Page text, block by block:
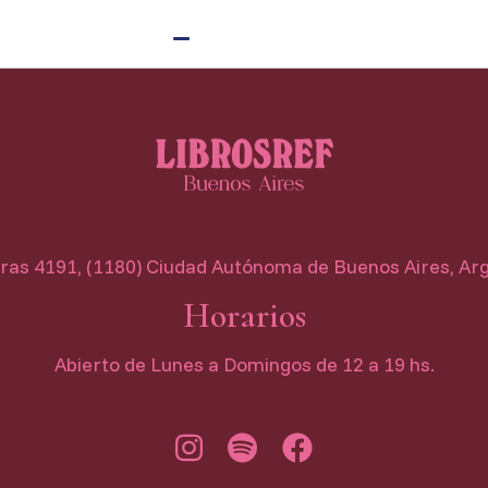
4191, (1180) Ciudad Autónoma de Buenos Aires,
Horarios
Abierto de Lunes a Domingos de 12 a 19 hs.